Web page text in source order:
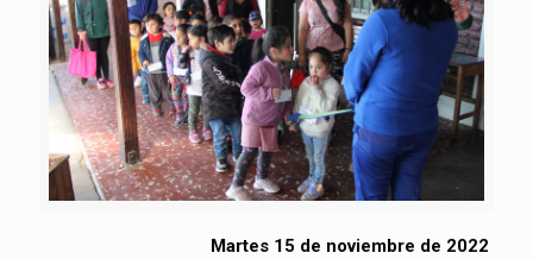
Martes 15 de noviembre de 2022